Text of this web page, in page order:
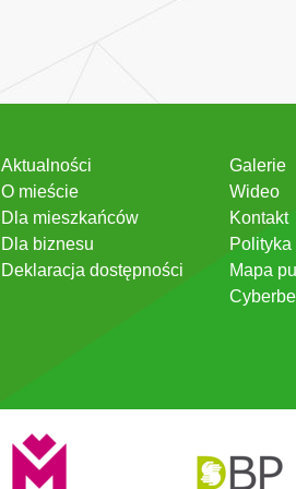
Aktualności
O mieście
Dla mieszkańców
Dla biznesu
Deklaracja dostępności
Galerie
Wideo
Kontakt
Mapa